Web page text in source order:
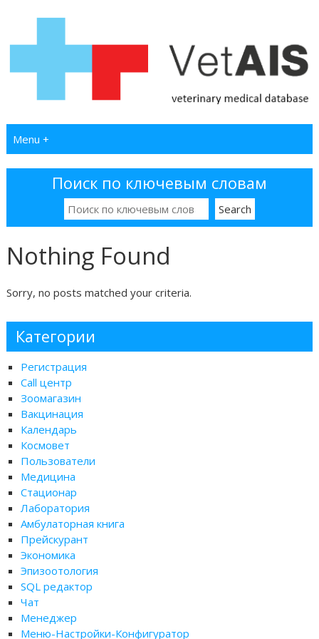
Menu +
Поиск по ключевым словам
Nothing Found
Sorry, no posts matched your criteria.
Категории
Регистрация
Call центр
Зоомагазин
Вакцинация
Календарь
Космовет
Пользователи
Медицина
Стационар
Лаборатория
Амбулаторная книга
Прейскурант
Экономика
Эпизоотология
SQL редактор
Чат
Менеджер
Меню-Настройки-Конфигуратор